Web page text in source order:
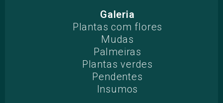
Galeria
Plantas com flores
Mudas
Palmeiras
Plantas verdes
Pendentes
Insumos